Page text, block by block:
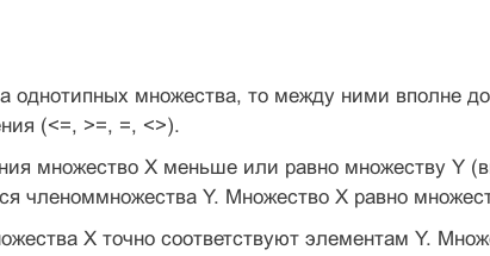
однотипных множества, то между ними вполне
(<=, >=, =, <>).
множество X меньше или равно множеству Y
членоммножества Y. Множество X равно
X точно соответствуют элементам Y.